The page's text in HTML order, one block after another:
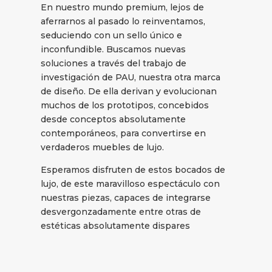
En nuestro mundo premium, lejos de
aferrarnos al pasado lo reinventamos,
seduciendo con un sello único e
inconfundible. Buscamos nuevas
soluciones a través del trabajo de
investigación de PAU, nuestra otra marca
de diseño. De ella derivan y evolucionan
muchos de los prototipos, concebidos
desde conceptos absolutamente
contemporáneos, para convertirse en
verdaderos muebles de lujo.
Esperamos disfruten de estos bocados de
lujo, de este maravilloso espectáculo con
nuestras piezas, capaces de integrarse
desvergonzadamente entre otras de
estéticas absolutamente dispares